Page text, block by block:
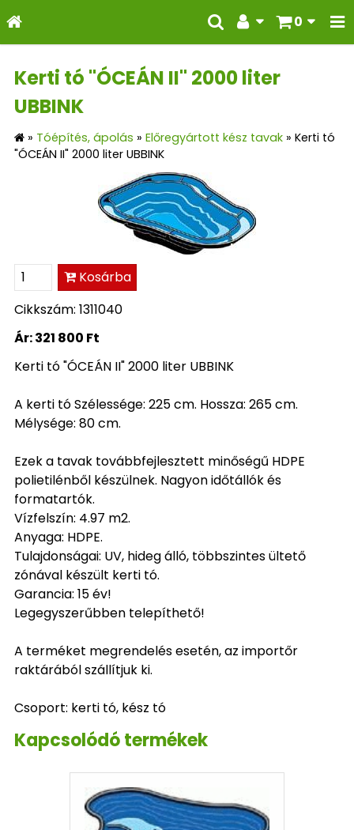
0
Kerti tó "ÓCEÁN II" 2000 liter
UBBINK
» Tóépítés, ápolás » Előregyártott kész tavak » Kerti tó
"ÓCEÁN II" 2000 liter UBBINK
Kosárba
Cikkszám: 1311040
Ár:321 800 Ft
Kerti tó "ÓCEÁN II" 2000 liter UBBINK
A kerti tó Szélessége: 225 cm. Hossza: 265 cm.
Mélysége: 80 cm.
Ezek a tavak továbbfejlesztett minőségű HDPE
polietilénből készülnek. Nagyon időtállók és
formatartók.
Vízfelszín: 4.97 m2.
Anyaga: HDPE.
Tulajdonságai: UV, hideg álló, többszintes ültető
zónával készült kerti tó.
Garancia: 15 év!
Legegyszerűbben telepíthető!
A terméket megrendelés esetén, az importőr
raktárából szállítjuk ki.
Csoport: kerti tó, kész tó
Kapcsolódó termékek